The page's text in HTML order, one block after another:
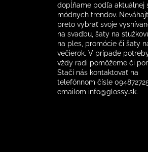
dopĺňame podľa aktuálnej
módnych trendov.
preto vybrať svoje
na svadbu, šaty na
na ples, promócie či šaty
večierok. V prípade
vždy radi pomôžeme či
Stačí nás kontaktovať na
telefónnom čísle
emailom info@glossy.sk.